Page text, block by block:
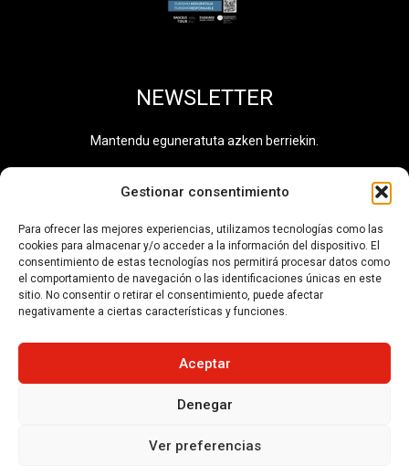
Gestionar consentimiento
Para ofrecer las mejores experiencias, utilizamos tecnologías como las
cookies para almacenar y/o acceder a la información del dispositivo. El
consentimiento de estas tecnologías nos permitirá procesar datos como
el comportamiento de navegación o las identificaciones únicas en este
sitio. No consentir o retirar el consentimiento, puede afectar
negativamente a ciertas características y funciones.
Aceptar
Denegar
Ver preferencias
NEWSLETTER
Mantendu eguneratuta azken berriekin.
Pribatutasun politikairakurri eta onartzen dut.
Informazio osagarria eskuragarri dago Datuen
Tratamendu Jardueren Erregistroan. Tratamendu
zenbakia: 0710.
HARPIDETU
© No se pueden reutilizar los contenidos de esta web sin